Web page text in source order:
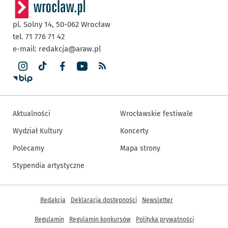
pl. Solny 14, 50-062 Wrocław
tel. 71 776 71 42
e-mail: redakcja@araw.pl
Aktualności
Wydział Kultury
Polecamy
Stypendia artystyczne
Wrocławskie festiwale
Koncerty
Mapa strony
Inne informacje
Redakcja Deklaracja dostępności Newsletter
Regulamin Regulamin konkursów Polityka prywatności